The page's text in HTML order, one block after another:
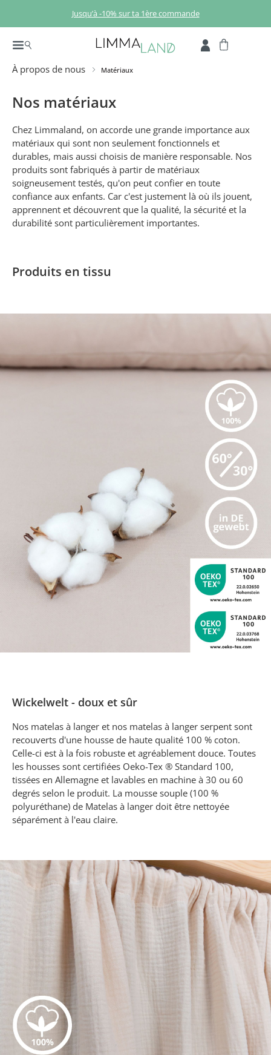
Passer au contenu principalJusqu’à -10% sur ta 1ère commande
À propos de nous Matériaux
Nos matériaux
Chez Limmaland, on accorde une grande importance aux
matériaux qui sont non seulement fonctionnels et
durables, mais aussi choisis de manière responsable. Nos
produits sont fabriqués à partir de matériaux
soigneusement testés, qu'on peut confier en toute
confiance aux enfants. Car c'est justement là où ils jouent,
apprennent et découvrent que la qualité, la sécurité et la
durabilité sont particulièrement importantes.
Produits en tissu
Wickelwelt - doux et sûr
Nos matelas à langer et nos matelas à langer serpent sont
recouverts d'une housse de haute qualité 100 % coton.
Celle-ci est à la fois robuste et agréablement douce. Toutes
les housses sont certifiées Oeko-Tex ® Standard 100,
tissées en Allemagne et lavables en machine à 30 ou 60
degrés selon le produit. La mousse souple (100 %
polyuréthane) de Matelas à langer doit être nettoyée
séparément à l'eau claire.